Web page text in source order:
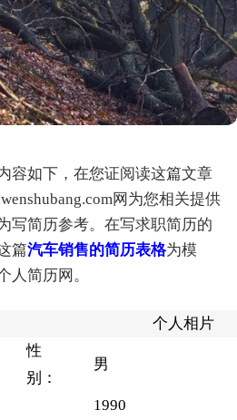
容如下，在您证阅读这篇文章
网为您相关提供
写简历参考。在写求职简历的
篇汽车销售的简历表格为模
人简历网。
个人相片
性
别：
男
1990